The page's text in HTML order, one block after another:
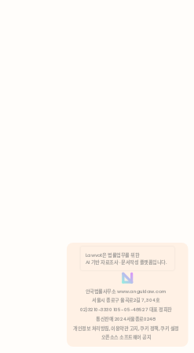
분석 쿠키 허용
Lawvot은 법률업무를 위한
AI 기반 자료조사 · 문서작성 플랫폼입니다.
안국법률사무소 www.anguklaw.com
서울시 종로구 율곡로2길 7, 304호
02)3210-3330 105-05-48527 대표 정희찬
통신판매 2024서울종로0248
개인정보 처리방침, 이용약관 고지, 쿠키 정책, 쿠키 설정
오픈소스 소프트웨어 공지